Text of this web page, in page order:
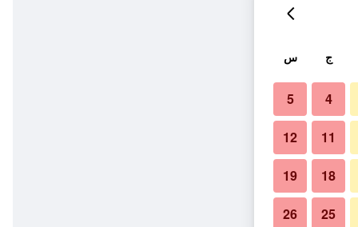
ج س
4
5
11
12
18
19
25
26